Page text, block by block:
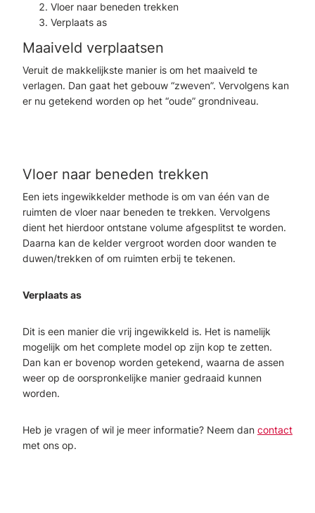
Vloer naar beneden trekken
Verplaats as
Maaiveld verplaatsen
Veruit de makkelijkste manier is om het maaiveld te
verlagen. Dan gaat het gebouw “zweven”. Vervolgens kan
er nu getekend worden op het “oude” grondniveau.
Vloer naar beneden trekken
Een iets ingewikkelder methode is om van één van de
ruimten de vloer naar beneden te trekken. Vervolgens
dient het hierdoor ontstane volume afgesplitst te worden.
Daarna kan de kelder vergroot worden door wanden te
duwen/trekken of om ruimten erbij te tekenen.
Verplaats as
Dit is een manier die vrij ingewikkeld is. Het is namelijk
mogelijk om het complete model op zijn kop te zetten.
Dan kan er bovenop worden getekend, waarna de assen
weer op de oorspronkelijke manier gedraaid kunnen
worden.
Heb je vragen of wil je meer informatie? Neem dan contact
met ons op.